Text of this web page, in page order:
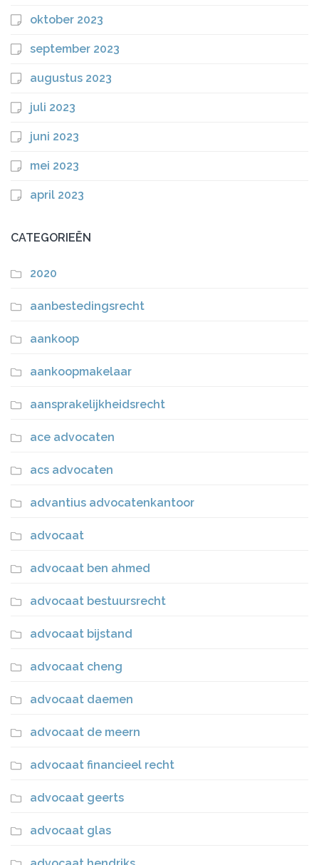
oktober 2023
september 2023
augustus 2023
juli 2023
juni 2023
mei 2023
april 2023
CATEGORIEËN
2020
aanbestedingsrecht
aankoop
aankoopmakelaar
aansprakelijkheidsrecht
ace advocaten
acs advocaten
advantius advocatenkantoor
advocaat
advocaat ben ahmed
advocaat bestuursrecht
advocaat bijstand
advocaat cheng
advocaat daemen
advocaat de meern
advocaat financieel recht
advocaat geerts
advocaat glas